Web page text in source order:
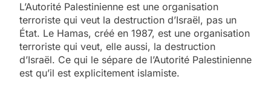
L’Autorité Palestinienne est une organisation
terroriste qui veut la destruction d’Israël, pas un
État. Le Hamas, créé en 1987, est une organisation
terroriste qui veut, elle aussi, la destruction
d’Israël. Ce qui le sépare de l’Autorité Palestinienne
est qu’il est explicitement islamiste.